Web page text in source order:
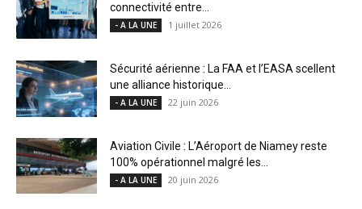
connectivité entre...
- A LA UNE 1 juillet 2026
Sécurité aérienne : La FAA et l’EASA scellent
une alliance historique...
- A LA UNE 22 juin 2026
Aviation Civile : L’Aéroport de Niamey reste
100% opérationnel malgré les...
- A LA UNE 20 juin 2026